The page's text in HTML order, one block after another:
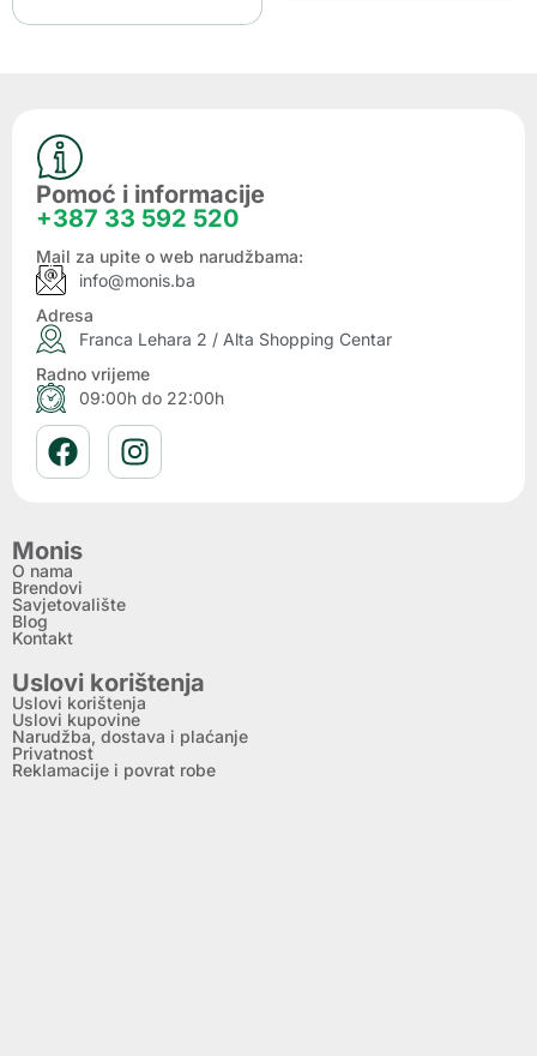
Pomoć i informacije
+387 33 592 520
Mail za upite o web narudžbama:
info@monis.ba
Adresa
Franca Lehara 2 / Alta Shopping Centar
Radno vrijeme
09:00h do 22:00h
Monis
O nama
Brendovi
Savjetovalište
Blog
Kontakt
Uslovi korištenja
Uslovi korištenja
Uslovi kupovine
Narudžba, dostava i plaćanje
Privatnost
Reklamacije i povrat robe